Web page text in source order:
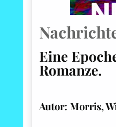
Eine
Romanze.
Autor: Morris,